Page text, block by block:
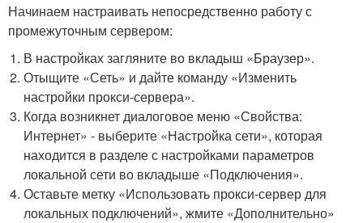
Начинаем настраивать непосредственно работу с
промежуточным сервером:
В настройках загляните во вкладыш «Браузер».
Отыщите «Сеть» и дайте команду «Изменить
настройки прокси-сервера».
Когда возникнет диалоговое меню «Свойства:
Интернет» - выберите «Настройка сети», которая
находится в разделе с настройками параметров
локальной сети во вкладыше «Подключения».
Оставьте метку «Использовать прокси-сервер для
локальных подключений», жмите «Дополнительно»